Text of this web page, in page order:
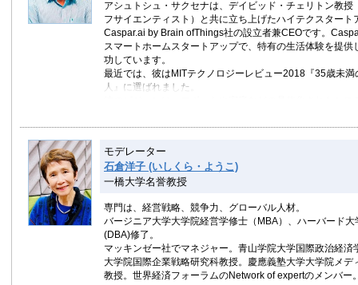
アシュトシュ・サクセナは、デイビッド・チェリトン教授
フサイエンティスト）と共に立ち上げたハイテクスタート
Caspar.ai by Brain ofThings社の設立者兼CEOです。
スマートホームスタートアップで、特有の生活体験を提供
功しています。
最近では、彼はMITテクノロジーレビュー2018『35歳未
人』に選ばれました。
サクセナは4年間コーネル大学のコンピュータサイエンス
ナはAIとロボット工学の分野で10,000以上の引用文献を持
リュー・エン教授と共にスタンフォード大学で人工知能学
した。
モデレーター
石倉洋子 (いしくら・ようこ)
一橋大学名誉教授
専門は、経営戦略、競争力、グローバル人材。
バージニア大学大学院経営学修士（MBA）、ハーバード大
(DBA)修了。
マッキンゼー社でマネジャー。青山学院大学国際政治経済
大学院国際企業戦略研究科教授。慶應義塾大学大学院メデ
教授。世界経済フォーラムのNetwork of expertのメンバー